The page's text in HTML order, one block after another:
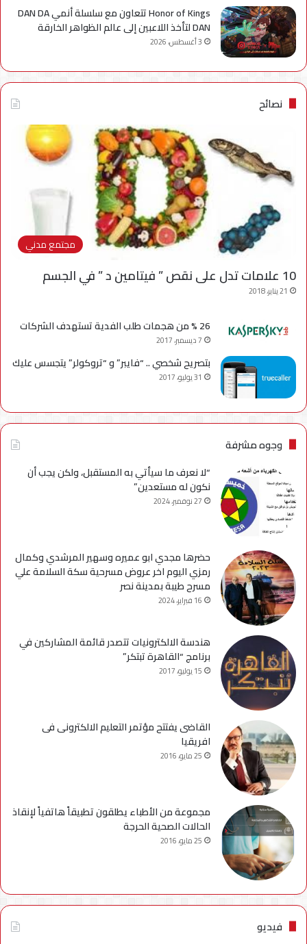
Honor of Kings تتعاون مع سلسلة أنمي DAN DA
DAN لتأخذ اللاعبين إلى عالم الظواهر الخارقة
3 أغسطس، 2026
نصائح
مجتمع مدني
10 علامات تدل على نقص ” فيتامين د ” في الجسم
21 يناير، 2018
26 % من هجمات طلب الفدية تستهدف الشركات
7 ديسمبر، 2017
بتصريح شخصي .. “فايبر” و “تروكولر” يتجسس عليك
31 يوليو، 2017
وجوه مشرفة
“لا نعرف ما سيأتي به المستقبل، ولكن يجب أن
نكون له مستعدين”
27 نوفمبر، 2024
حضرها مجدي ابو عميره وسهير المرشدي وكمال
رمزي اليوم اخر عروض مسرحية سكة السلامة علي
مسرح طيبة بمدينة نصر
16 فبراير، 2024
هندسة الالكترونيات تتصدر قائمة المشاركين في
برنامج “القاهرة تبتكر”
15 يوليو، 2017
القاضى يفتتح مؤتمر التعليم الالكترونى فى
افريقيا
25 مايو، 2016
مجموعة من الأطباء يطلقون تطبيقاً هاتفياً لإنقاذ
الحالات الصحية الحرجة
25 مايو، 2016
فيديو